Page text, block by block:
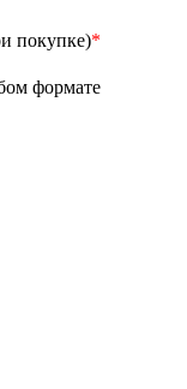
покупке)*
формате